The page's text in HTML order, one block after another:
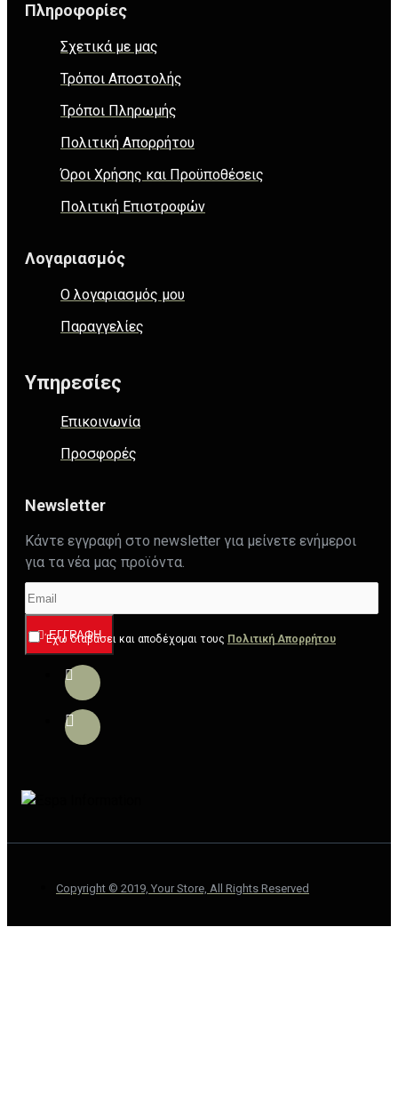
Πληροφορίες
Σχετικά με μας
Τρόποι Αποστολής
Τρόποι Πληρωμής
Πολιτική Απορρήτου
Όροι Χρήσης και Προϋποθέσεις
Πολιτική Επιστροφών
Λογαριασμός
Ο λογαριασμός μου
Παραγγελίες
Υπηρεσίες
Επικοινωνία
Προσφορές
Newsletter
Κάντε εγγραφή στο newsletter για μείνετε ενήμεροι
για τα νέα μας προϊόντα.
ΕΓΓΡΑΦΉ
Έχω διαβάσει και αποδέχομαι τους Πολιτική Απορρήτου
Copyright © 2019, Your Store, All Rights Reserved